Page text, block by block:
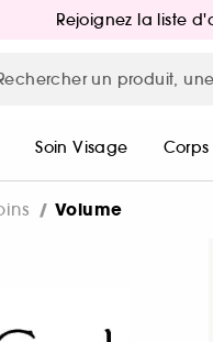
Rejoignez la liste
Soin Visage Corps
Volume